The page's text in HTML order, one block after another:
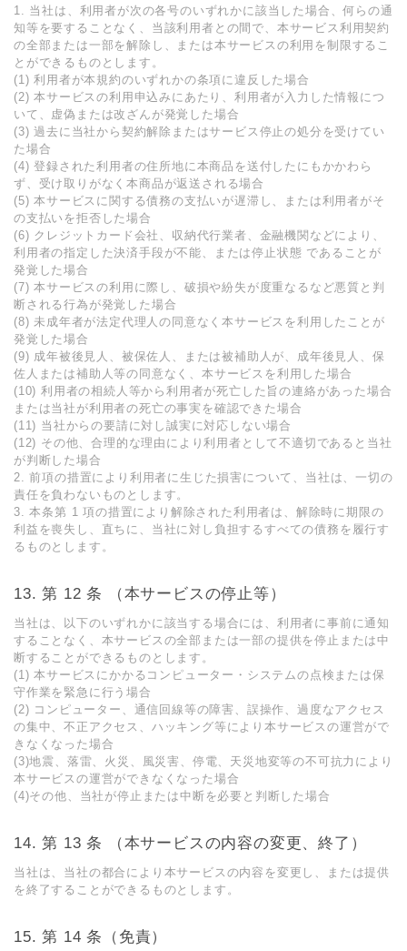
1. 当社は、利⽤者が次の各号のいずれかに該当した場合、何らの通
知等を要することなく、当該利⽤者との間で、本サービス利⽤契約
の全部または⼀部を解除し、または本サービスの利⽤を制限するこ
とができるものとします。
(1) 利⽤者が本規約のいずれかの条項に違反した場合
(2) 本サービスの利⽤申込みにあたり、利⽤者が⼊⼒した情報につ
いて、虚偽または改ざんが発覚した場合
(3) 過去に当社から契約解除またはサービス停⽌の処分を受けてい
た場合
(4) 登録された利⽤者の住所地に本商品を送付したにもかかわら
ず、受け取りがなく本商品が返送される場合
(5) 本サービスに関する債務の⽀払いが遅滞し、または利⽤者がそ
の⽀払いを拒否した場合
(6) クレジットカード会社、収納代⾏業者、⾦融機関などにより、
利⽤者の指定した決済⼿段が不能、または停⽌状態 であることが
発覚した場合
(7) 本サービスの利⽤に際し、破損や紛失が度重なるなど悪質と判
断される⾏為が発覚した場合
(8) 未成年者が法定代理⼈の同意なく本サービスを利⽤したことが
発覚した場合
(9) 成年被後⾒⼈、被保佐⼈、または被補助⼈が、成年後⾒⼈、保
佐⼈または補助⼈等の同意なく、本サービスを利⽤した場合
(10) 利⽤者の相続⼈等から利⽤者が死亡した旨の連絡があった場合
または当社が利⽤者の死亡の事実を確認できた場合
(11) 当社からの要請に対し誠実に対応しない場合
(12) その他、合理的な理由により利⽤者として不適切であると当社
が判断した場合
2. 前項の措置により利⽤者に⽣じた損害について、当社は、⼀切の
責任を負わないものとします。
3. 本条第 1 項の措置により解除された利⽤者は、解除時に期限の
利益を喪失し、直ちに、当社に対し負担するすべての債務を履⾏す
るものとします。
第 12 条 （本サービスの停⽌等）
当社は、以下のいずれかに該当する場合には、利⽤者に事前に通知
することなく、本サービスの全部または⼀部の提供を停⽌または中
断することができるものとします。
(1) 本サービスにかかるコンピューター・システムの点検または保
守作業を緊急に⾏う場合
(2) コンピューター、通信回線等の障害、誤操作、過度なアクセス
の集中、不正アクセス、ハッキング等により本サービスの運営がで
きなくなった場合
(3)地震、落雷、⽕災、⾵災害、停電、天災地変等の不可抗⼒により
本サービスの運営ができなくなった場合
(4)その他、当社が停⽌または中断を必要と判断した場合
第 13 条 （本サービスの内容の変更、終了）
当社は、当社の都合により本サービスの内容を変更し、または提供
を終了することができるものとします。
第 14 条（免責）